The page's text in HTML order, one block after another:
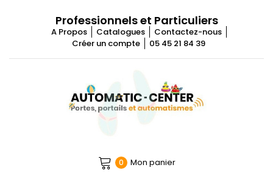
Professionnels et Particuliers
A Propos Catalogues
Contactez-nous
Créer un compte
05 45 21 84 39
0 Mon panier